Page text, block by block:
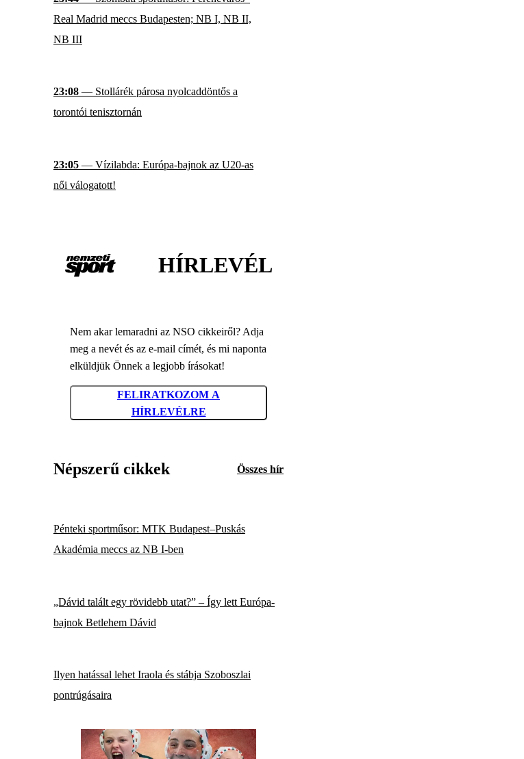
Real Madrid meccs Budapesten; NB I, NB II,
NB III
23:08 — Stollárék párosa nyolcaddöntős a
torontói tenisztornán
23:05 — Vízilabda: Európa-bajnok az U20-as
női válogatott!
HÍRLEVÉL
Nem akar lemaradni az NSO cikkeiről? Adja
meg a nevét és az e-mail címét, és mi naponta
elküldjük Önnek a legjobb írásokat!
FELIRATKOZOM A
HÍRLEVÉLRE
Népszerű cikkek Összes hír
Pénteki sportműsor: MTK Budapest–Puskás
Akadémia meccs az NB I-ben
„Dávid talált egy rövidebb utat?” – Így lett Európa-
bajnok Betlehem Dávid
Ilyen hatással lehet Iraola és stábja Szoboszlai
pontrúgásaira